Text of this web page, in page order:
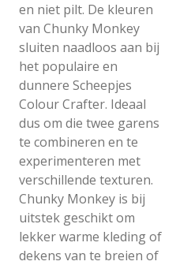
en niet pilt. De kleuren
van Chunky Monkey
sluiten naadloos aan bij
het populaire en
dunnere Scheepjes
Colour Crafter. Ideaal
dus om die twee garens
te combineren en te
experimenteren met
verschillende texturen.
Chunky Monkey is bij
uitstek geschikt om
lekker warme kleding of
dekens van te breien of